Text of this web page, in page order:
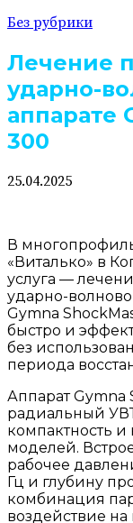
Без рубрики
Лечение
ударно-
аппарате
300
25.04.2025
В
«Виталько» в
услуга —
ударно-
Gymna
быстро и
без
периода
Аппарат
радиальный
компактность
моделей.
рабочее
Гц и глубину
комбинация
воздействие